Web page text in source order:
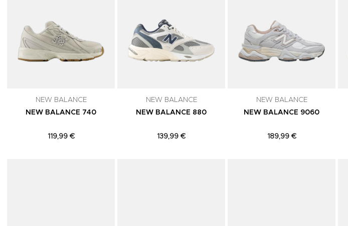
NEW BALANCE
NEW BALANCE 740
119,99 €
NEW BALANCE
NEW BALANCE 880
139,99 €
NEW BALANCE
NEW BALANCE 9060
189,99 €